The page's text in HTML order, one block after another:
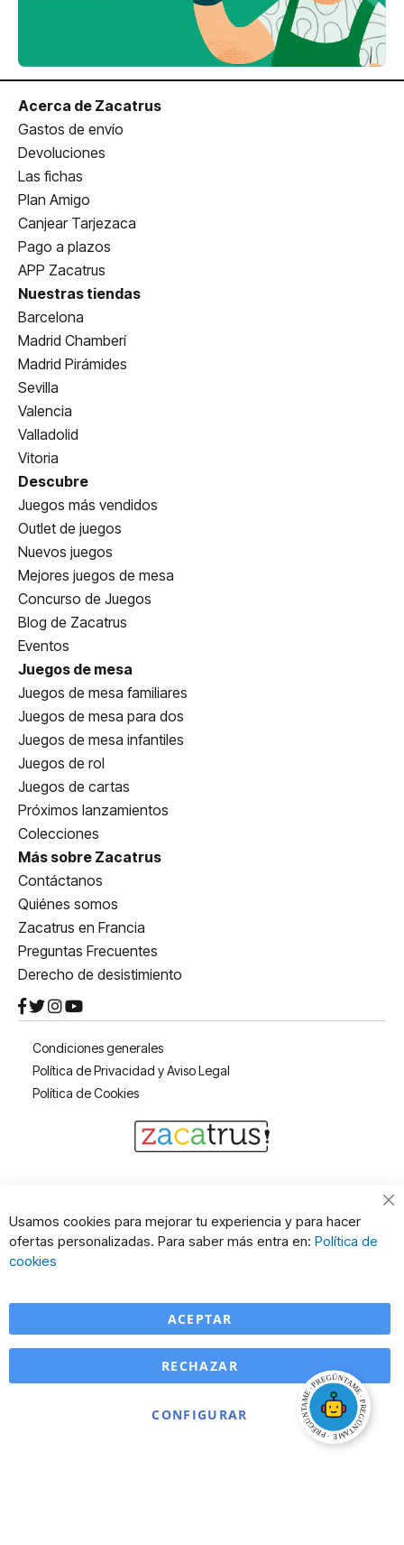
Acerca de Zacatrus
Gastos de envío
Devoluciones
Las fichas
Plan Amigo
Canjear Tarjezaca
Pago a plazos
APP Zacatrus
Nuestras tiendas
Barcelona
Madrid Chamberí
Madrid Pirámides
Sevilla
Valencia
Valladolid
Vitoria
Descubre
Juegos más vendidos
Outlet de juegos
Nuevos juegos
Mejores juegos de mesa
Concurso de Juegos
Blog de Zacatrus
Eventos
Juegos de mesa
Juegos de mesa familiares
Juegos de mesa para dos
Juegos de mesa infantiles
Juegos de rol
Juegos de cartas
Próximos lanzamientos
Colecciones
Más sobre Zacatrus
Contáctanos
Quiénes somos
Zacatrus en Francia
Preguntas Frecuentes
Derecho de desistimiento
Condiciones generales
Política de Privacidad y Aviso Legal
Política de Cookies
Usamos cookies para mejorar tu experiencia y para hacer
ofertas personalizadas. Para saber más entra en: Política de
cookies
ACEPTAR
CONFIGURAR
RECHAZAR